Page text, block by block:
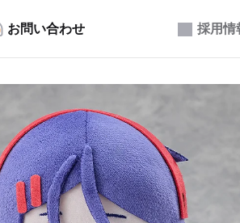
採用情
お問い合わせ